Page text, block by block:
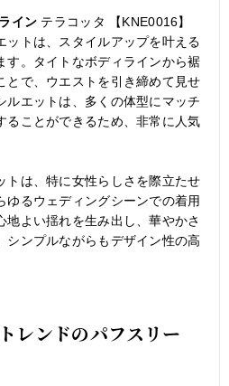
イン テラコッタ 【KNE0016】
ットは、スタイルアップを叶える
す。タイトなボディラインから裾
とで、ウエストを引き締めて見せ
ルエットは、多くの体型にマッチ
ることができるため、非常に人気
トは、特に女性らしさを際立たせ
ゆるウェディングシーンでの着用
地よい揺れを生み出し、華やかさ
シンプルながらもデザイン性の高
レンドのパフスリー